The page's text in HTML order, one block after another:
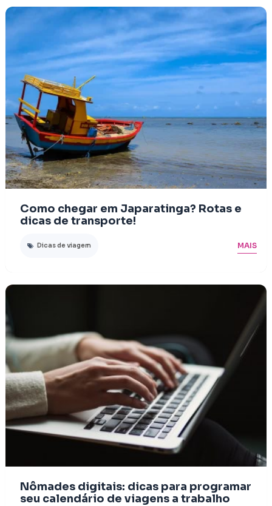
Como chegar em Japaratinga? Rotas e
dicas de transporte!
Dicas de viagem MAIS
Nômades digitais: dicas para programar
seu calendário de viagens a trabalho